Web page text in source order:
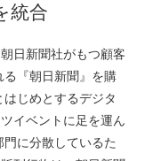
統合
日新聞社がもつ顧客
る『朝日新聞』を購
じめとするデジタ
イベントに足を運ん
に分散しているた